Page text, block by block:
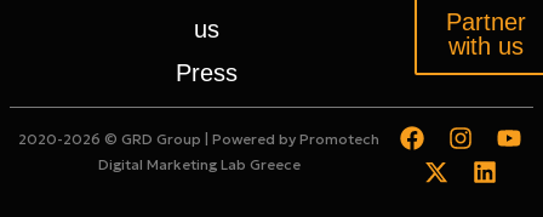
us
Press
Partner
with us
2020-2026 © GRD Group | Powered by Promotech
Digital Marketing Lab Greece